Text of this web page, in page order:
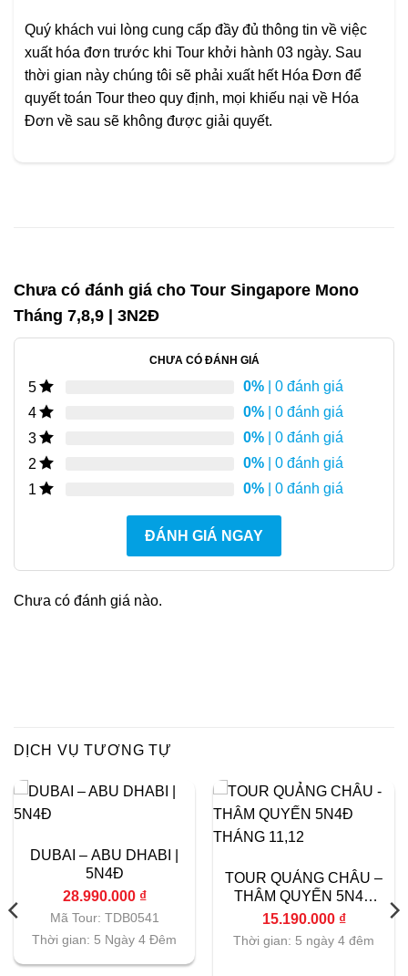
Quý khách vui lòng cung cấp đầy đủ thông tin về việc
xuất hóa đơn trước khi Tour khởi hành 03 ngày. Sau
thời gian này chúng tôi sẽ phải xuất hết Hóa Đơn để
quyết toán Tour theo quy định, mọi khiếu nại về Hóa
Đơn về sau sẽ không được giải quyết.
Chưa có đánh giá cho Tour Singapore Mono
Tháng 7,8,9 | 3N2Đ
CHƯA CÓ ĐÁNH GIÁ
5 0% | 0 đánh giá
4
0% | 0 đánh giá
3
0% | 0 đánh giá
2
0% | 0 đánh giá
1
0% | 0 đánh giá
ĐÁNH GIÁ NGAY
Chưa có đánh giá nào.
DỊCH VỤ TƯƠNG TỰ
DUBAI – ABU DHABI |
5N4Đ
28.990.000 ₫
Mã Tour: TDB0541
Thời gian: 5 Ngày 4 Đêm
TOUR QUẢNG CHÂU –
THÂM QUYẾN 5N4Đ
THÁNG 11,12
15.190.000 ₫
Thời gian: 5 ngày 4 đêm